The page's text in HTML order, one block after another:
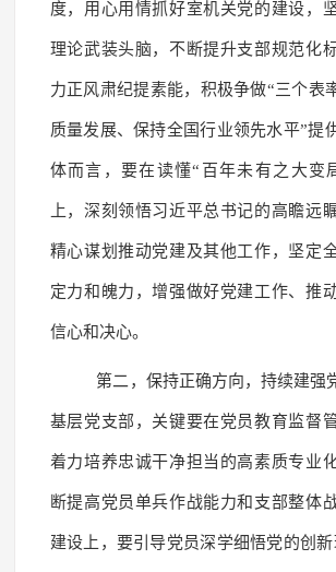
度，用心用情抓好室机关党的建设，
理论武装头脑，不断提升支部规范化
力正风肃纪提素能，积极争做“三个表
质量发展、保持全国行业领先水平”提
体而言，要在读懂“百年未有之大变
上，深刻领悟习近平总书记的高瞻远
精心谋划推动党建及其他工作，坚定
定力和魄力，增强做好党建工作、推
信心和决心。
第二，保持正确方向，持续建强
基层党支部，关键要在党员教育监督
着力培养忠诚干净担当的高素质专业
断提高党员单兵作战能力和支部整体
建设上，要引导党员深学细悟党的创